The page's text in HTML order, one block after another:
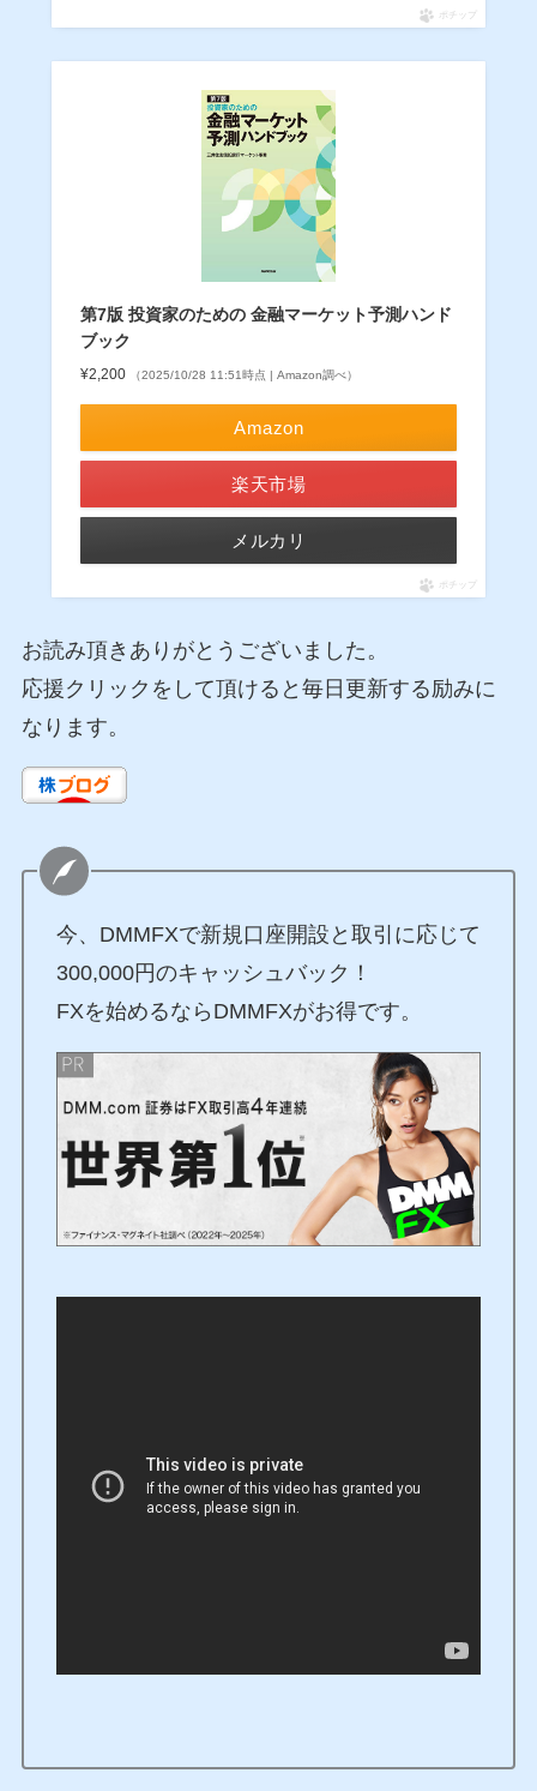
ポチップ
第7版 投資家のための 金融マーケット予測ハンド
ブック
¥2,200 （2025/10/28 11:51時点 | Amazon調べ）
Amazon
楽天市場
メルカリ
ポチップ
お読み頂きありがとうございました。
応援クリックをして頂けると毎日更新する励みに
なります。
今、DMMFXで新規口座開設と取引に応じて
300,000円のキャッシュバック！
FXを始めるならDMMFXがお得です。